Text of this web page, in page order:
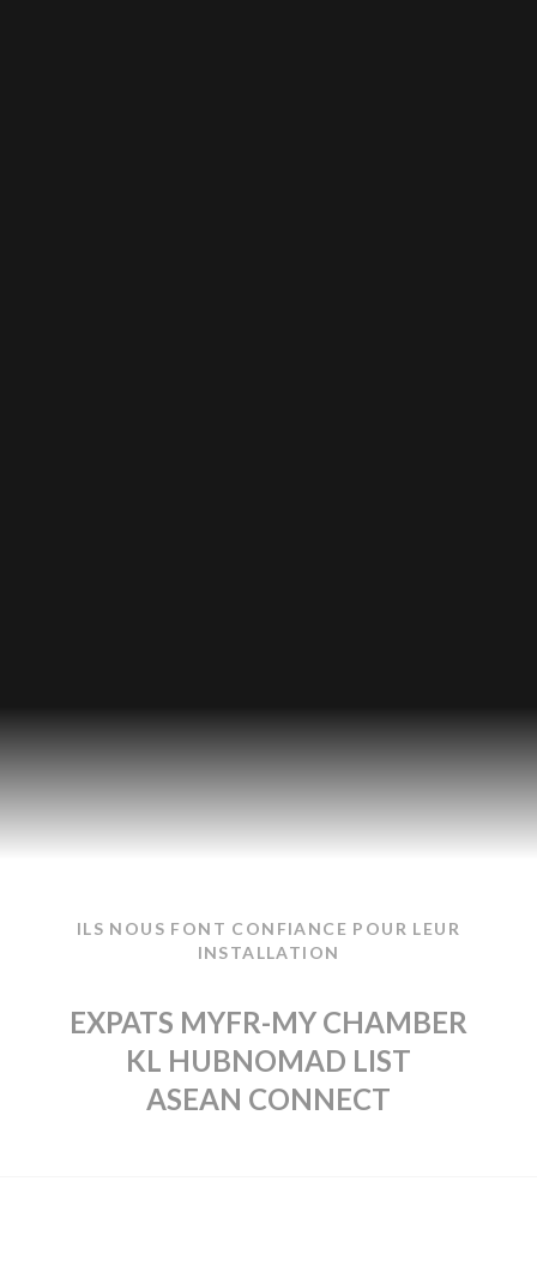
ILS NOUS FONT CONFIANCE POUR LEUR
INSTALLATION
EXPATS MYFR-MY CHAMBER
KL HUBNOMAD LIST
ASEAN CONNECT